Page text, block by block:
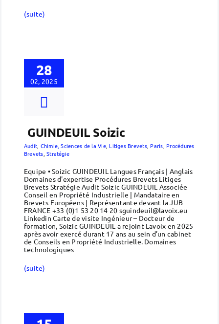
(suite)
28
02, 2025
GUINDEUIL Soizic
Audit Chimie, Sciences de la Vie, Litiges Brevets, Paris Procédures
Brevets ,Stratégie
Equipe • Soizic GUINDEUIL Langues Français | Anglais
Domaines d'expertise Procédures Brevets Litiges
Brevets Stratégie Audit Soizic GUINDEUIL Associée
Conseil en Propriété Industrielle | Mandataire en
Brevets Européens | Représentante devant la JUB
FRANCE +33 (0)1 53 20 14 20 sguindeuil@lavoix.eu
Linkedin Carte de visite Ingénieur – Docteur de
formation, Soizic GUINDEUIL a rejoint Lavoix en 2025
après avoir exercé durant 17 ans au sein d’un cabinet
de Conseils en Propriété Industrielle. Domaines
technologiques
(suite)